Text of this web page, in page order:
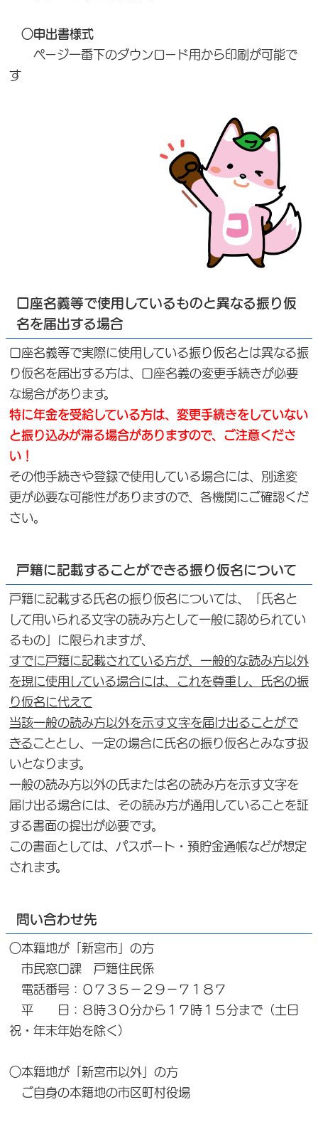
○申出書様式
ページ一番下のダウンロード用から印刷が可能で
す
口座名義等で使用しているものと異なる振り仮
名を届出する場合
口座名義等で実際に使用している振り仮名とは異なる振
り仮名を届出する方は、口座名義の変更手続きが必要
な場合があります。
特に年金を受給している方は、変更手続きをしていない
と振り込みが滞る場合がありますので、ご注意くださ
い！
その他手続きや登録で使用している場合には、別途変
更が必要な可能性がありますので、各機関にご確認くだ
さい。
戸籍に記載することができる振り仮名について
戸籍に記載する氏名の振り仮名については、「氏名と
して用いられる文字の読み方として一般に認められてい
るもの」に限られますが、
すでに戸籍に記載されている方が、一般的な読み方以外
を現に使用している場合には、これを尊重し、氏名の振
り仮名に代えて
当該一般の読み方以外を示す文字を届け出ることがで
きることとし、一定の場合に氏名の振り仮名とみなす扱
いとなります。
一般の読み方以外の氏または名の読み方を示す文字を
届け出る場合には、その読み方が通用していることを証
する書面の提出が必要です。
この書面としては、パスポート・預貯金通帳などが想定
されます。
問い合わせ先
○本籍地が「新宮市」の方
市民窓口課 戸籍住民係
電話番号：０７３５－２９－７１８７
平 日：８時３０分から１７時１５分まで（土日
祝・年末年始を除く）
○本籍地が「新宮市以外」の方
ご自身の本籍地の市区町村役場